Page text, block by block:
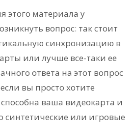
этого материала у
вопрос: так стоит
синхронизацию в
или лучше все-таки ее
ответа на этот вопрос
вы просто хотите
ваша видеокарта и
синтетические или игровые